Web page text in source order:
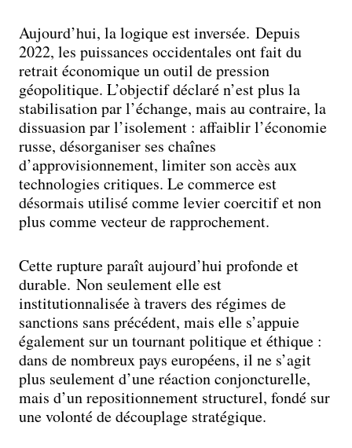
Aujourd’hui, la logique est inversée. Depuis
2022, les puissances occidentales ont fait du
retrait économique un outil de pression
géopolitique. L’objectif déclaré n’est plus la
stabilisation par l’échange, mais au contraire, la
dissuasion par l’isolement : affaiblir l’économie
russe, désorganiser ses chaînes
d’approvisionnement, limiter son accès aux
technologies critiques. Le commerce est
désormais utilisé comme levier coercitif et non
plus comme vecteur de rapprochement.
Cette rupture paraît aujourd’hui profonde et
durable. Non seulement elle est
institutionnalisée à travers des régimes de
sanctions sans précédent, mais elle s’appuie
également sur un tournant politique et éthique :
dans de nombreux pays européens, il ne s’agit
plus seulement d’une réaction conjoncturelle,
mais d’un repositionnement structurel, fondé sur
une volonté de découplage stratégique.